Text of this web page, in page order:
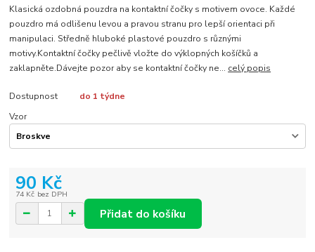
Klasická ozdobná pouzdra na kontaktní čočky s motivem ovoce. Každé
pouzdro má odlišenu levou a pravou stranu pro lepší orientaci při
manipulaci. Středně hluboké plastové pouzdro s různými
motivy.Kontaktní čočky pečlivě vložte do výklopných košíčků a
zaklapněte.Dávejte pozor aby se kontaktní čočky ne... celý popis
Dostupnost
do 1 týdne
Vzor
90 Kč
74 Kč bez DPH
Přidat do košíku